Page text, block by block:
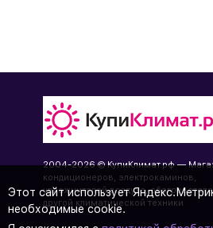
Этот сайт использует
необходимые cookie.
2004-2026 © КупиКлимат.рф —
кондиционеров, электрокаминов,
увлажнителей воздуха,
другой климатической техники